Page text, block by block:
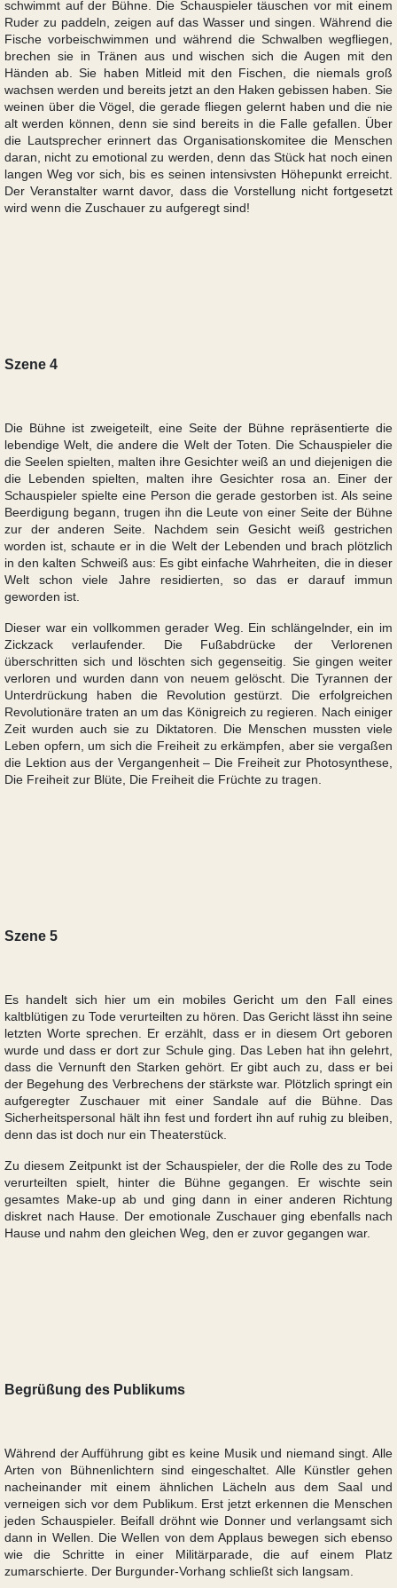
schwimmt auf der Bühne. Die Schauspieler täuschen vor mit einem
Ruder zu paddeln, zeigen auf das Wasser und singen. Während die
Fische vorbeischwimmen und während die Schwalben wegfliegen,
brechen sie in Tränen aus und wischen sich die Augen mit den
Händen ab. Sie haben Mitleid mit den Fischen, die niemals groß
wachsen werden und bereits jetzt an den Haken gebissen haben. Sie
weinen über die Vögel, die gerade fliegen gelernt haben und die nie
alt werden können, denn sie sind bereits in die Falle gefallen. Über
die Lautsprecher erinnert das Organisationskomitee die Menschen
daran, nicht zu emotional zu werden, denn das Stück hat noch einen
langen Weg vor sich, bis es seinen intensivsten Höhepunkt erreicht.
Der Veranstalter warnt davor, dass die Vorstellung nicht fortgesetzt
wird wenn die Zuschauer zu aufgeregt sind!
Szene 4
Die Bühne ist zweigeteilt, eine Seite der Bühne repräsentierte die
lebendige Welt, die andere die Welt der Toten. Die Schauspieler die
die Seelen spielten, malten ihre Gesichter weiß an und diejenigen die
die Lebenden spielten, malten ihre Gesichter rosa an. Einer der
Schauspieler spielte eine Person die gerade gestorben ist. Als seine
Beerdigung begann, trugen ihn die Leute von einer Seite der Bühne
zur der anderen Seite. Nachdem sein Gesicht weiß gestrichen
worden ist, schaute er in die Welt der Lebenden und brach plötzlich
in den kalten Schweiß aus: Es gibt einfache Wahrheiten, die in dieser
Welt schon viele Jahre residierten, so das er darauf immun
geworden ist.
Dieser war ein vollkommen gerader Weg. Ein schlängelnder, ein im
Zickzack verlaufender. Die Fußabdrücke der Verlorenen
überschritten sich und löschten sich gegenseitig. Sie gingen weiter
verloren und wurden dann von neuem gelöscht. Die Tyrannen der
Unterdrückung haben die Revolution gestürzt. Die erfolgreichen
Revolutionäre traten an um das Königreich zu regieren. Nach einiger
Zeit wurden auch sie zu Diktatoren. Die Menschen mussten viele
Leben opfern, um sich die Freiheit zu erkämpfen, aber sie vergaßen
die Lektion aus der Vergangenheit – Die Freiheit zur Photosynthese,
Die Freiheit zur Blüte, Die Freiheit die Früchte zu tragen.
Szene 5
Es handelt sich hier um ein mobiles Gericht um den Fall eines
kaltblütigen zu Tode verurteilten zu hören. Das Gericht lässt ihn seine
letzten Worte sprechen. Er erzählt, dass er in diesem Ort geboren
wurde und dass er dort zur Schule ging. Das Leben hat ihn gelehrt,
dass die Vernunft den Starken gehört. Er gibt auch zu, dass er bei
der Begehung des Verbrechens der stärkste war. Plötzlich springt ein
aufgeregter Zuschauer mit einer Sandale auf die Bühne. Das
Sicherheitspersonal hält ihn fest und fordert ihn auf ruhig zu bleiben,
denn das ist doch nur ein Theaterstück.
Zu diesem Zeitpunkt ist der Schauspieler, der die Rolle des zu Tode
verurteilten spielt, hinter die Bühne gegangen. Er wischte sein
gesamtes Make-up ab und ging dann in einer anderen Richtung
diskret nach Hause. Der emotionale Zuschauer ging ebenfalls nach
Hause und nahm den gleichen Weg, den er zuvor gegangen war.
Begrüßung des Publikums
Während der Aufführung gibt es keine Musik und niemand singt. Alle
Arten von Bühnenlichtern sind eingeschaltet. Alle Künstler gehen
nacheinander mit einem ähnlichen Lächeln aus dem Saal und
verneigen sich vor dem Publikum. Erst jetzt erkennen die Menschen
jeden Schauspieler. Beifall dröhnt wie Donner und verlangsamt sich
dann in Wellen. Die Wellen von dem Applaus bewegen sich ebenso
wie die Schritte in einer Militärparade, die auf einem Platz
zumarschierte. Der Burgunder-Vorhang schließt sich langsam.